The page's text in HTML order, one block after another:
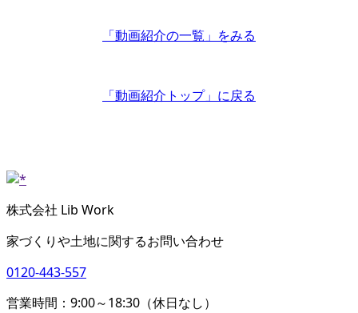
「動画紹介の一覧」 をみる
「動画紹介トップ」 に戻る
株式会社 Lib Work
家づくりや土地に関するお問い合わせ
0120-443-557
営業時間：9:00～18:30（休日なし）